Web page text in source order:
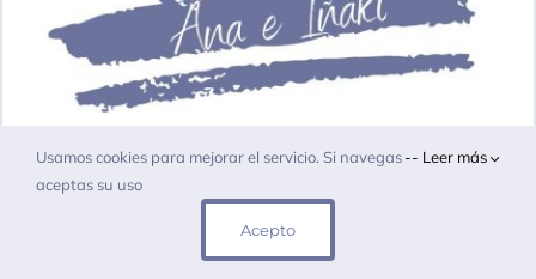
– Planifica tu viaje –
Usamos cookies para mejorar el servicio. Si navegas
aceptas su uso
-- Leer más
Acepto